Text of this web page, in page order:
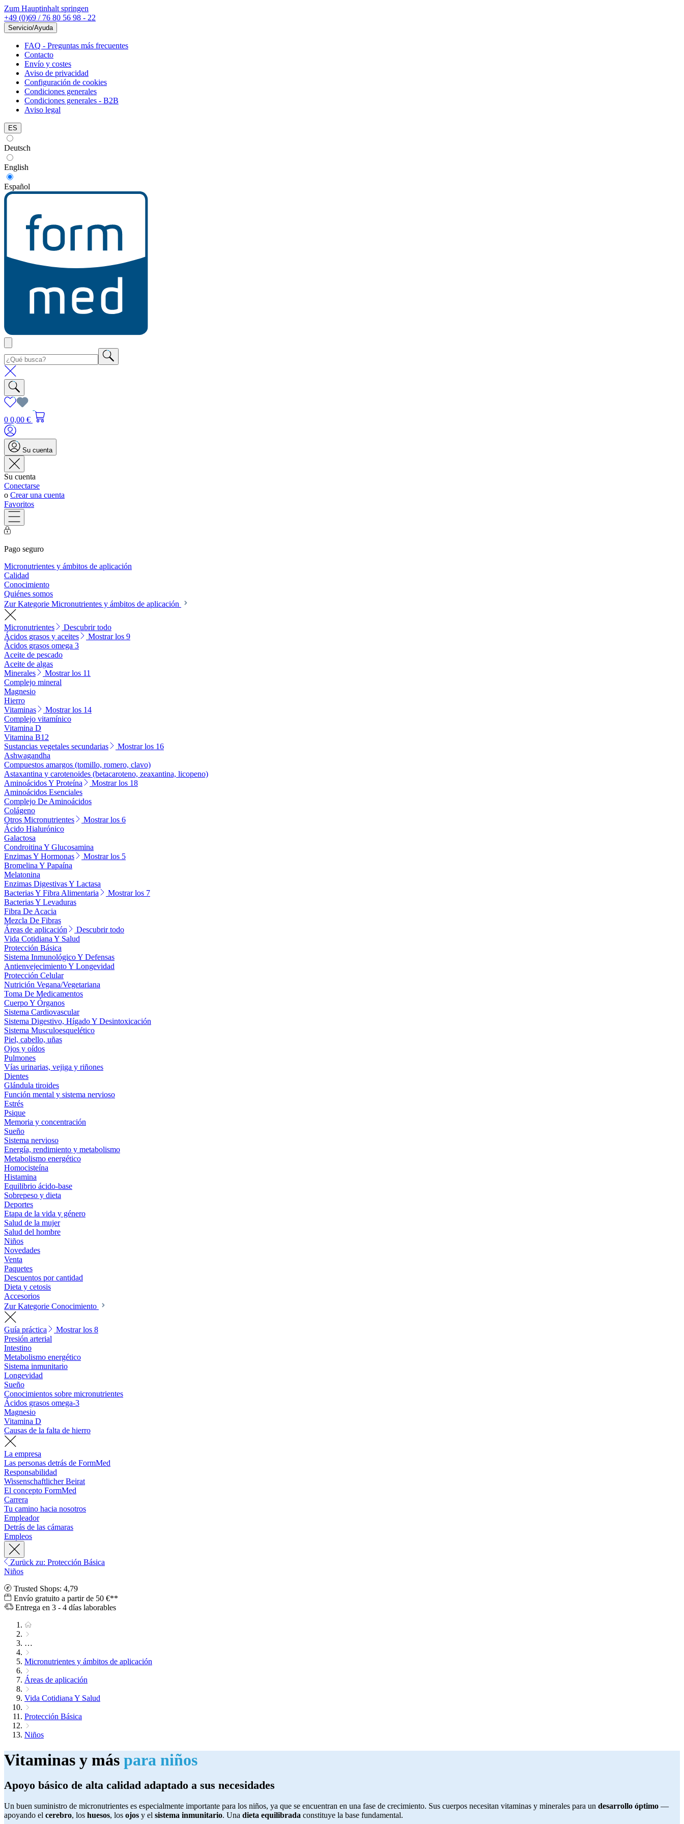
Zum Hauptinhalt springen
+49 (0)69 / 76 80 56 98 - 22
Servicio/Ayuda
FAQ - Preguntas más frecuentes
Contacto
Envío y costes
Aviso de privacidad
Configuración de cookies
Condiciones generales
Condiciones generales - B2B
Aviso legal
ES
Deutsch
English
Español
0 0,00 €
Su cuenta
Su cuenta
Conectarse
o Crear una cuenta
Favoritos
Pago seguro
Micronutrientes y ámbitos de aplicación
Calidad
Conocimiento
Quiénes somos
Zur Kategorie Micronutrientes y ámbitos de aplicación
Micronutrientes
Descubrir todo
Ácidos grasos y aceites
Mostrar los 9
Ácidos grasos omega 3
Aceite de pescado
Aceite de algas
Minerales
Mostrar los 11
Complejo mineral
Magnesio
Hierro
Vitaminas
Mostrar los 14
Complejo vitamínico
Vitamina D
Vitamina B12
Sustancias vegetales secundarias
Mostrar los 16
Ashwagandha
Compuestos amargos (tomillo, romero, clavo)
Astaxantina y carotenoides (betacaroteno, zeaxantina, licopeno)
Aminoácidos Y Proteína
Mostrar los 18
Aminoácidos Esenciales
Complejo De Aminoácidos
Colágeno
Otros Micronutrientes
Mostrar los 6
Ácido Hialurónico
Galactosa
Condroitina Y Glucosamina
Enzimas Y Hormonas
Mostrar los 5
Bromelina Y Papaína
Melatonina
Enzimas Digestivas Y Lactasa
Bacterias Y Fibra Alimentaria
Mostrar los 7
Bacterias Y Levaduras
Fibra De Acacia
Mezcla De Fibras
Áreas de aplicación
Descubrir todo
Vida Cotidiana Y Salud
Protección Básica
Sistema Inmunológico Y Defensas
Antienvejecimiento Y Longevidad
Protección Celular
Nutrición Vegana/Vegetariana
Toma De Medicamentos
Cuerpo Y Órganos
Sistema Cardiovascular
Sistema Digestivo, Hígado Y Desintoxicación
Sistema Musculoesquelético
Piel, cabello, uñas
Ojos y oídos
Pulmones
Vías urinarias, vejiga y riñones
Dientes
Glándula tiroides
Función mental y sistema nervioso
Estrés
Psique
Memoria y concentración
Sueño
Sistema nervioso
Energía, rendimiento y metabolismo
Metabolismo energético
Homocisteína
Histamina
Equilibrio ácido-base
Sobrepeso y dieta
Deportes
Etapa de la vida y género
Salud de la mujer
Salud del hombre
Niños
Novedades
Venta
Paquetes
Descuentos por cantidad
Dieta y cetosis
Accesorios
Zur Kategorie Conocimiento
Guía práctica
Mostrar los 8
Presión arterial
Intestino
Metabolismo energético
Sistema inmunitario
Longevidad
Sueño
Conocimientos sobre micronutrientes
Ácidos grasos omega-3
Magnesio
Vitamina D
Causas de la falta de hierro
La empresa
Las personas detrás de FormMed
Responsabilidad
Wissenschaftlicher Beirat
El concepto FormMed
Carrera
Tu camino hacia nosotros
Empleador
Detrás de las cámaras
Empleos
Zurück zu: Protección Básica
Niños
Trusted Shops: 4,79
Envío gratuito a partir de 50 €**
Entrega en 3 - 4 días laborables
…
Micronutrientes y ámbitos de aplicación
Áreas de aplicación
Vida Cotidiana Y Salud
Protección Básica
Niños
Vitaminas y más para niños
Apoyo básico de alta calidad adaptado a sus necesidades
Un buen suministro de micronutrientes es especialmente importante para los niños, ya que se encuentran en una fase de crecimiento. Sus cuerpos necesitan vitaminas y minerales para un desarrollo óptimo —
apoyando el cerebro, los huesos, los ojos y el sistema inmunitario. Una dieta equilibrada constituye la base fundamental.